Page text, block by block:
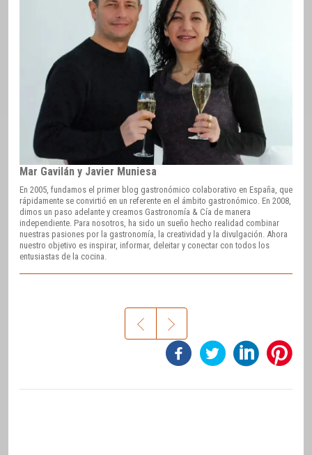
Mar Gavilán y Javier Muniesa
En 2005, fundamos el primer blog gastronómico colaborativo en España, que
rápidamente se convirtió en un referente en el ámbito gastronómico. En 2008,
dimos un paso adelante y creamos Gastronomía & Cía de manera
independiente. Para nosotros, ha sido un sueño hecho realidad combinar
nuestras pasiones por la gastronomía, la creatividad y la divulgación. Ahora
nuestro objetivo es inspirar, informar, deleitar y conectar con todos los
entusiastas de la cocina.